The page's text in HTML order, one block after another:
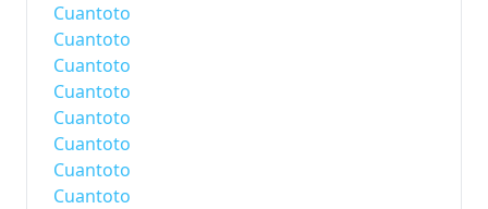
Cuantoto
Cuantoto
Cuantoto
Cuantoto
Cuantoto
Cuantoto
Cuantoto
Cuantoto